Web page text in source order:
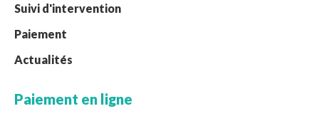
Suivi d'intervention
Paiement
Actualités
Paiement en ligne